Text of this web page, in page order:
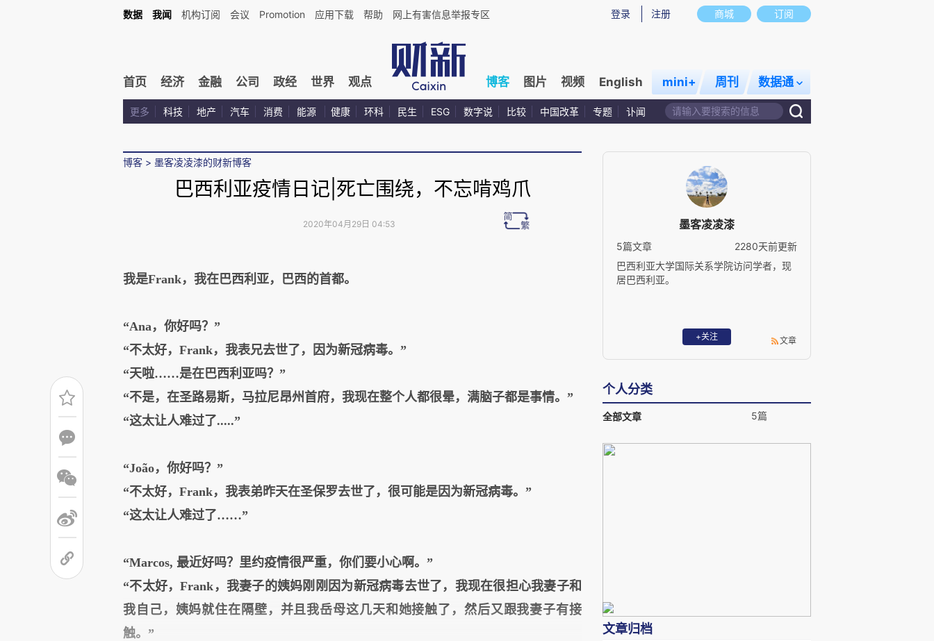
商城 订阅
登录 注册
数据 我闻 机构订阅 会议 Promotion 应用下载 帮助 网上有害信息举报专区
首页 经济 金融 公司 政经 世界 观点 博客 图片 视频 English mini+ 周刊 数据通
更多 科技 地产 汽车 消费 能源 健康 环科 民生 ESG 数字说 比较 中国改革 专题 讣闻
博客 > 墨客凌凌漆的财新博客
巴西利亚疫情日记|死亡围绕，不忘啃鸡爪
2020年04月29日 04:53
我是Frank，我在巴西利亚，巴西的首都。
“Ana，你好吗？”
“不太好，Frank，我表兄去世了，因为新冠病毒。”
“天啦……是在巴西利亚吗？”
“不是，在圣路易斯，马拉尼昂州首府，我现在整个人都很晕，满脑子都是事情。”
“这太让人难过了.....”
“João，你好吗？”
“不太好，Frank，我表弟昨天在圣保罗去世了，很可能是因为新冠病毒。”
“这太让人难过了……”
“Marcos, 最近好吗？里约疫情很严重，你们要小心啊。”
“不太好，Frank，我妻子的姨妈刚刚因为新冠病毒去世了，我现在很担心我妻子和
我自己，姨妈就住在隔壁，并且我岳母这几天和她接触了，然后又跟我妻子有接
触。”
墨客凌凌漆
5篇文章
2280天前更新
巴西利亚大学国际关系学院访问学者，现
居巴西利亚。
+关注 文章
个人分类
全部文章 5篇
文章归档